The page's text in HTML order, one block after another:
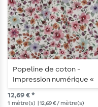
Popeline de coton -
Impression numérique «
Petites fleurs » blanches
12,69 € *
1 mètre(s) | 12,69 € / mètre(s)